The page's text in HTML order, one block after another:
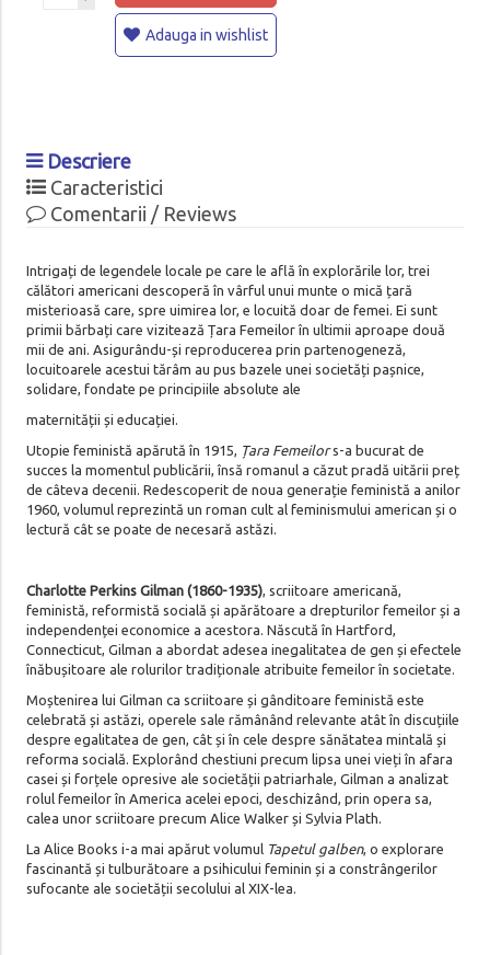
Adauga in wishlist
Descriere
Caracteristici
Comentarii / Reviews
Intrigați de legendele locale pe care le află în explorările lor, trei
călători americani descoperă în vârful unui munte o mică țară
misterioasă care, spre uimirea lor, e locuită doar de femei. Ei sunt
primii bărbați care vizitează Țara Femeilor în ultimii aproape două
mii de ani. Asigurându-și reproducerea prin partenogeneză,
locuitoarele acestui tărâm au pus bazele unei societăți pașnice,
solidare, fondate pe principiile absolute ale
maternității și educației.
Utopie feministă apărută în 1915,
Țara Femeilors-a bucurat de
succes la momentul publicării, însă romanul a căzut pradă uitării preț
de câteva decenii. Redescoperit de noua generație feministă a anilor
1960, volumul reprezintă un roman cult al feminismului american și o
lectură cât se poate de necesară astăzi.
Charlotte Perkins Gilman (1860-1935), scriitoare americană,
feministă, reformistă socială și apărătoare a drepturilor femeilor și a
independenței economice a acestora. Născută în Hartford,
Connecticut, Gilman a abordat adesea inegalitatea de gen și efectele
înăbușitoare ale rolurilor tradiționale atribuite femeilor în societate.
Moștenirea lui Gilman ca scriitoare și gânditoare feministă este
celebrată și astăzi, operele sale rămânând relevante atât în discu­țiile
despre egalitatea de gen, cât și în cele despre sănătatea min­tală și
reforma socială. Explorând chestiuni precum lipsa unei vieți în afara
casei și forțele opresive ale societății patriarhale, Gilman a analizat
rolul femeilor în America acelei epoci, deschi­zând, prin opera sa,
calea unor scriitoare precum Alice Walker și Sylvia Plath.
La Alice Books i-a mai apărut volumul Tapetul galben, o explo­rare
fascinantă și tulburătoare a psihicului feminin și a constrân­gerilor
sufocante ale societății secolului al XIX-lea.